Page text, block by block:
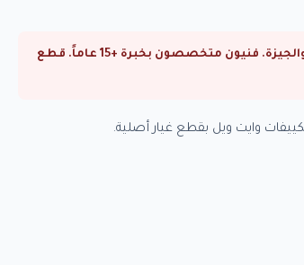
⚠ صيانة تكييفات وايت ويل في التجمع الخامس. صيانة تكييفات وايت ويل في القاهرة والجيزة. فنيون متخصصون بخبرة +15 عاماً. قطع
وايت ويل بقطع غيار أصلية.